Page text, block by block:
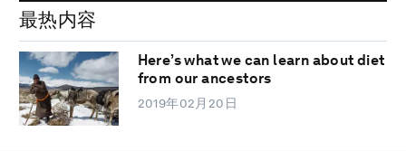
最热内容
Here’s what we can learn about diet
from our ancestors
2019年02月20日